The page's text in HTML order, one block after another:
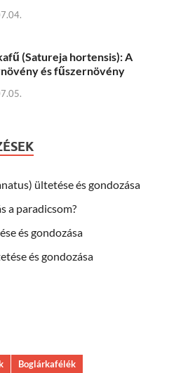
(Satureja hortensis): A
és fűszernövény
ültetése és gondozása
a paradicsom?
és gondozása
és gondozása
Boglárkafélék